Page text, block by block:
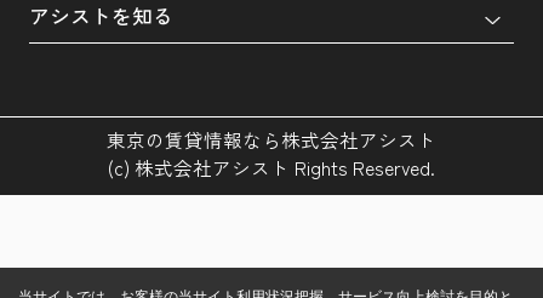
アシストを知る
東京の賃貸情報なら株式会社アシスト
(c) 株式会社アシスト Rights Reserved.